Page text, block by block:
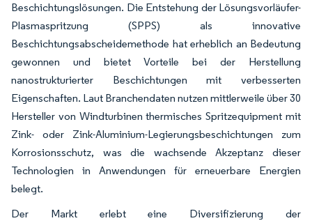
Beschichtungslösungen. Die Entstehung der Lösungsvorläufer-
Plasmaspritzung (SPPS) als innovative
Beschichtungsabscheidemethode hat erheblich an Bedeutung
gewonnen und bietet Vorteile bei der Herstellung
nanostrukturierter Beschichtungen mit verbesserten
Eigenschaften. Laut Branchendaten nutzen mittlerweile über 30
Hersteller von Windturbinen thermisches Spritzequipment mit
Zink- oder Zink-Aluminium-Legierungsbeschichtungen zum
Korrosionsschutz, was die wachsende Akzeptanz dieser
Technologien in Anwendungen für erneuerbare Energien
belegt.
Der Markt erlebt eine Diversifizierung der